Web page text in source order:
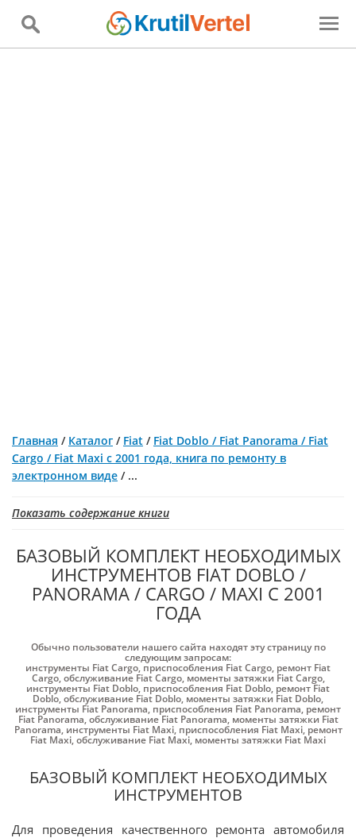
Главная / Каталог / Fiat / Fiat Doblo / Fiat Panorama / Fiat
Cargo / Fiat Maxi с 2001 года, книга по ремонту в
электронном виде / ...
Показать содержание книги
БАЗОВЫЙ КОМПЛЕКТ НЕОБХОДИМЫХ
ИНСТРУМЕНТОВ FIAT DOBLO /
PANORAMA / CARGO / MAXI С 2001
ГОДА
Обычно пользователи нашего сайта находят эту страницу по
следующим запросам:
инструменты Fiat Cargo, приспособления Fiat Cargo, ремонт Fiat
Cargo,обслуживание Fiat Cargo, моменты затяжки Fiat Cargo,
инструменты Fiat Doblo, приспособления Fiat Doblo, ремонт Fiat
Doblo,обслуживание Fiat Doblo, моменты затяжки Fiat Doblo,
инструменты Fiat Panorama, приспособления Fiat Panorama, ремонт
Fiat Panorama,обслуживание Fiat Panorama, моменты затяжки Fiat
Panorama, инструменты Fiat Maxi, приспособления Fiat Maxi, ремонт
Fiat Maxi,обслуживание Fiat Maxi, моменты затяжки Fiat Maxi
БАЗОВЫЙ КОМПЛЕКТ НЕОБХОДИМЫХ
ИНСТРУМЕНТОВ
Для проведения качественного ремонта автомобиля